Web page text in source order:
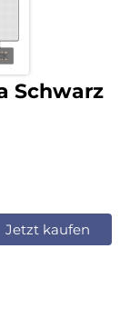
Schwarz
Jetzt kaufen